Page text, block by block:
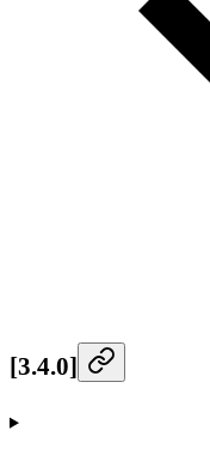
[3.4.0]